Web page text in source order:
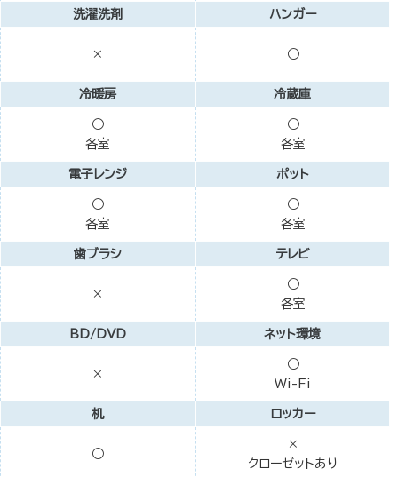
洗濯洗剤
×
ハンガー
○
冷暖房
○
各室
冷蔵庫
○
各室
電子レンジ
○
各室
ポット
○
各室
歯ブラシ
×
テレビ
○
各室
BD/DVD
×
ネット環境
○
Wi-Fi
机
○
ロッカー
×
クローゼットあり